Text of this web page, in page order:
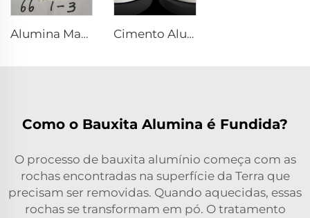
Alumina Magnésia Sintetizada Espinel com Bom Desenvolvimento de Grão Cimento Aluminoso de Cálcio DK-80
Como o Bauxita Alumina é Fundida?
O processo de bauxita alumínio começa com as
rochas encontradas na superfície da Terra que
precisam ser removidas. Quando aquecidas, essas
rochas se transformam em pó. O tratamento